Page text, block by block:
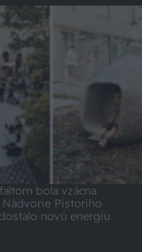
bola vzácna
Nádvorie Pistoriho
novú energiu